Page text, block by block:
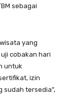
sebagai
yang
cobakan hari
untuk
izin
sudah tersedia”,